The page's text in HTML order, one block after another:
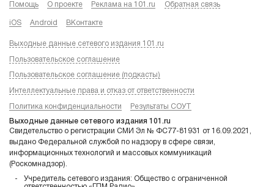
Помощь О проекте Реклама на 101.ru Обратная связь
iOS Android ВКонтакте
Выходные данные сетевого издания 101.ru
Пользовательское соглашение
Пользовательское соглашение (подкасты)
Интеллектуальные права и отказ от ответственности
Политика конфиденциальности Результаты СОУТ
Выходные данные сетевого издания 101.ru
Свидетельство о регистрации СМИ Эл № ФС77-81931 от 16.09.2021,
выдано Федеральной службой по надзору в сфере связи,
информационных технологий и массовых коммуникаций
(Роскомнадзор).
Учредитель сетевого издания: Общество с ограниченной